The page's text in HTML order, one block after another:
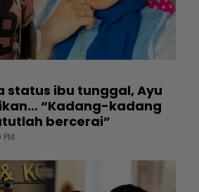
status ibu tunggal, Ayu
“Kadang-kadang
bercerai”